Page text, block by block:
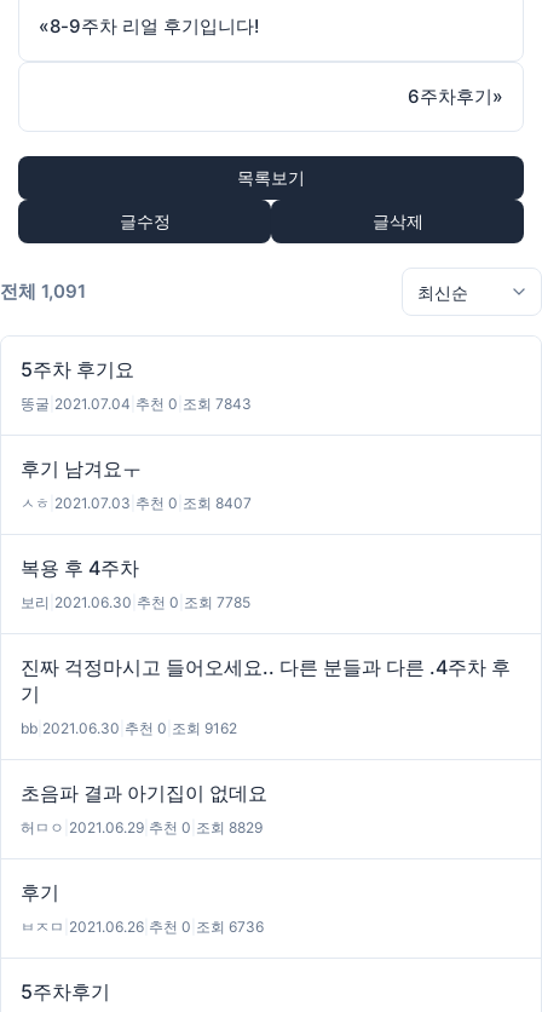
«8-9주차 리얼 후기입니다!
6주차후기»
목록보기
글수정 글삭제
전체 1,091
5주차 후기요
똥굴 2021.07.04 추천 0 조회 7843
후기 남겨요ㅜ
ㅅㅎ 2021.07.03 추천 0 조회 8407
복용 후 4주차
보리 2021.06.30 추천 0 조회 7785
진짜 걱정마시고 들어오세요.. 다른 분들과 다른 .4주차 후
기
bb 2021.06.30 추천 0 조회 9162
초음파 결과 아기집이 없데요
허ㅁㅇ 2021.06.29 추천 0 조회 8829
후기
ㅂㅈㅁ 2021.06.26 추천 0 조회 6736
5주차후기